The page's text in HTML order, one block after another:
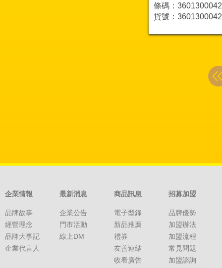
條碼：3601300042
貨號：3601300042
企業情報
品牌故事
經營理念
品牌大事記
企業代言人
最新消息
企業公告
門市活動
線上DM
商品訊息
電子型錄
新品推薦
禮券
友善連結
收看廣告
招募加盟
品牌優勢
加盟辦法
加盟流程
常見問題
加盟諮詢